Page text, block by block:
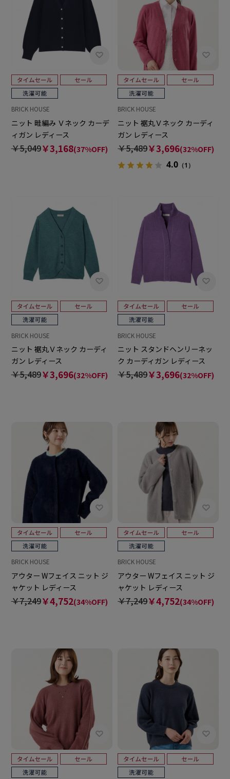
BRICK HOUSE
ニット 畦編み Ｖネック カーデ
ィガン レディース
￥5,049￥3,168(37%OFF)
BRICK HOUSE
ニット 裾丸Ｖネック カーディ
ガン レディース
￥5,489￥3,696(32%OFF)
4.0 （1）
BRICK HOUSE
ニット 裾丸Ｖネック カーディ
ガン レディース
￥5,489￥3,696(32%OFF)
BRICK HOUSE
ニット スタンドヘンリーネッ
ク カーディガン レディース
￥5,489￥3,696(32%OFF)
BRICK HOUSE
アウター Wフェイス ニット ジ
ャケット レディース
￥7,249￥4,752(34%OFF)
BRICK HOUSE
アウター Wフェイス ニット ジ
ャケット レディース
￥7,249￥4,752(34%OFF)